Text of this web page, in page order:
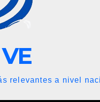
relevantes a nivel